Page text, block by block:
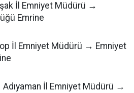
İl Emniyet Müdürü →
Emrine
İl Emniyet Müdürü → Emniyet
İl Emniyet Müdürü →